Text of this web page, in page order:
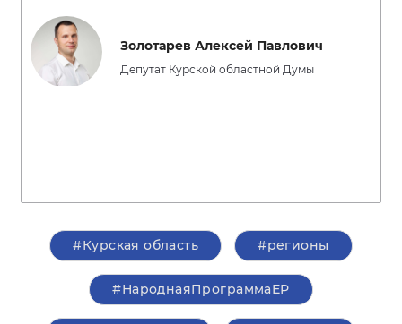
Золотарев Алексей Павлович
Депутат Курской областной Думы
#Курская область #регионы
#НароднаяПрограммаЕР